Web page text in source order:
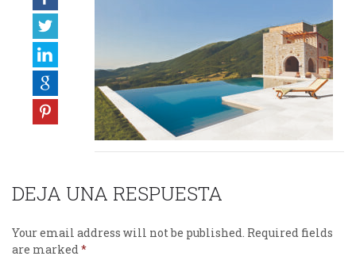
DEJA UNA RESPUESTA
Your email address will not be published. Required fields
are marked